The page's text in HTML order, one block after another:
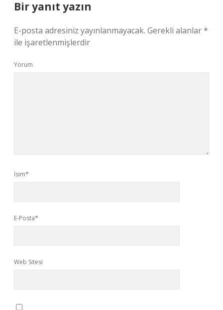
Bir yanıt yazın
E-posta adresiniz yayınlanmayacak. Gerekli alanlar*
ile işaretlenmişlerdir
Yorum
İsim*
E-Posta*
Web Sitesi